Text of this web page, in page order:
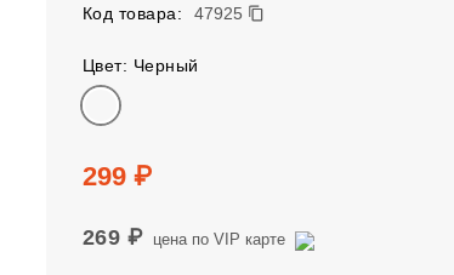
Код товара:
47925
47925
Цвет: Черный
Цвет
Цена
299 ₽
269 ₽ цена по VIP карте